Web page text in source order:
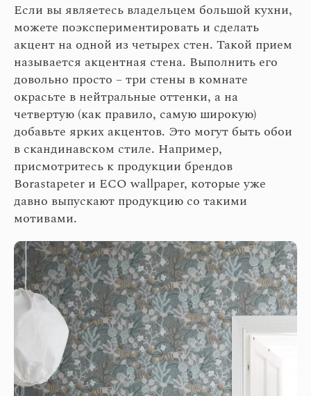
Если вы являетесь владельцем большой кухни,
можете поэкспериментировать и сделать
акцент на одной из четырех стен. Такой прием
называется акцентная стена. Выполнить его
довольно просто – три стены в комнате
окрасьте в нейтральные оттенки, а на
четвертую (как правило, самую широкую)
добавьте ярких акцентов. Это могут быть обои
в скандинавском стиле. Например,
присмотритесь к продукции брендов
Borastapeter и ECO wallpaper, которые уже
давно выпускают продукцию со такими
мотивами.